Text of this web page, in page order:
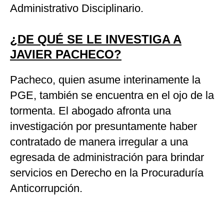
Administrativo Disciplinario.
¿DE QUÉ SE LE INVESTIGA A
JAVIER PACHECO?
Pacheco, quien asume interinamente la
PGE, también se encuentra en el ojo de la
tormenta. El abogado afronta una
investigación por presuntamente haber
contratado de manera irregular a una
egresada de administración para brindar
servicios en Derecho en la Procuraduría
Anticorrupción.